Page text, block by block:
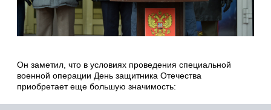
Он заметил, что в условиях проведения специальной
военной операции День защитника Отечества
приобретает еще большую значимость: